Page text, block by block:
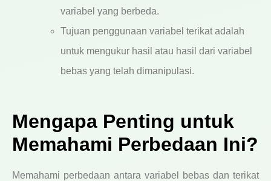
variabel yang berbeda.
Tujuan penggunaan variabel terikat adalah
untuk mengukur hasil atau hasil dari variabel
bebas yang telah dimanipulasi.
Mengapa Penting untuk
Memahami Perbedaan Ini?
Memahami perbedaan antara variabel bebas dan terikat